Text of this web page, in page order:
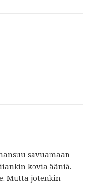
savuamaan
kovia ääniä.
Mutta jotenkin